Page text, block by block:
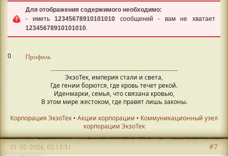
Для отображения содержимого необходимо:
- иметь12345678910101010 сообщений - вам не хватает
12345678910101010
0 Профиль
ЭкзоТек, империя стали и света,
Где гении борются, где кровь течет рекой.
Иденмарки, семья, что связана кровью,
В этом мире жестоком, где правят лишь законы.
Корпорация ЭкзоТек • Акции корпорации • Коммуникационный узел
корпорации ЭкзоТек
#7
01-05-2026, 02:13:31